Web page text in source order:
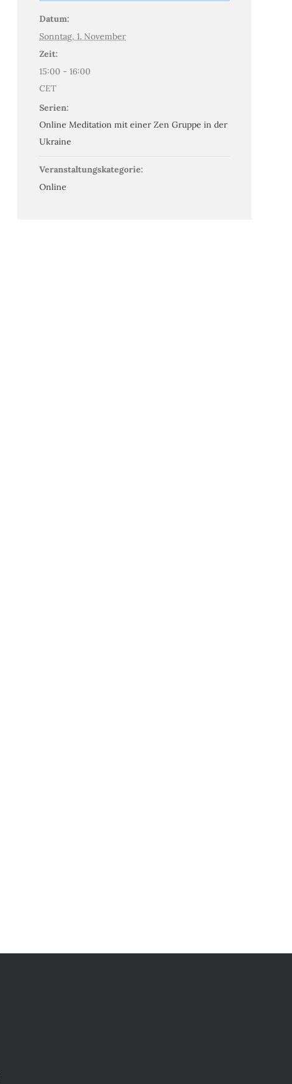
Datum:
Sonntag, 1. November
Zeit:
15:00 - 16:00
CET
Serien:
Online Meditation mit einer Zen Gruppe in der
Ukraine
Veranstaltungskategorie:
Online